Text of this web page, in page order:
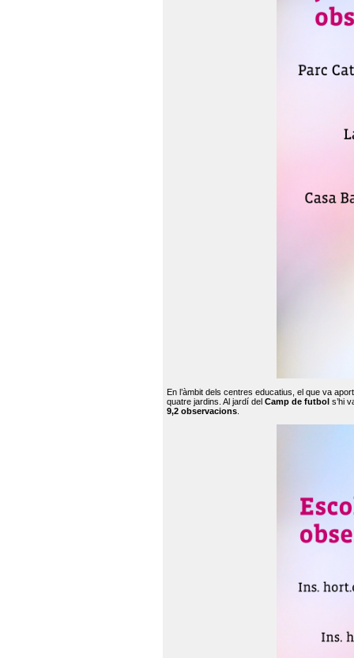
En l’àmbit dels centres educatius, el que va
quatre jardins. Al jardí del Camp de futbol s’hi
9,2 observacions